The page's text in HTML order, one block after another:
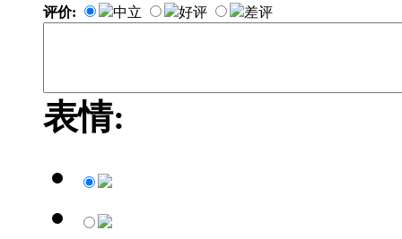
评价: 中立 好评 差评
表情: